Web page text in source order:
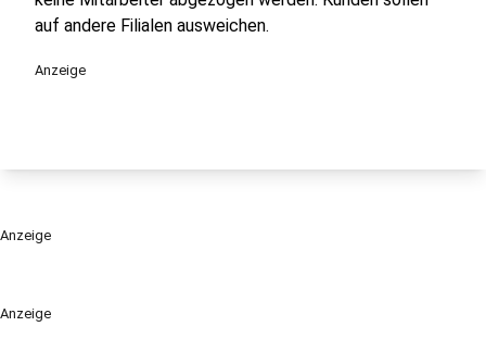
Anzeige
auf andere Filialen ausweichen.
Anzeige
Anzeige